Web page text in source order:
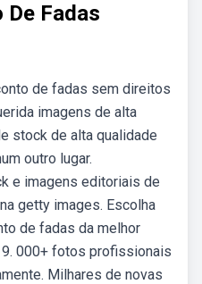
De Fadas
de fadas sem direitos
imagens de alta
stock de alta qualidade
outro lugar.
e imagens editoriais de
getty images. Escolha
de fadas da melhor
000+ fotos profissionais
Milhares de novas